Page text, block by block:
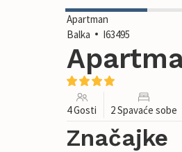
Apartman
Balka
I63495
4 Gosti 2 Spavaće sobe
Značajke